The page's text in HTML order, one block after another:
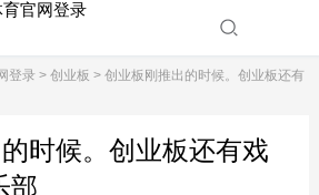
官网登录
登录> 创业板 > 创业板刚推出的时候。创业板还有
时候。创业板还有戏
部